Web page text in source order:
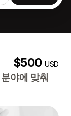
$500USD
야에 맞춰